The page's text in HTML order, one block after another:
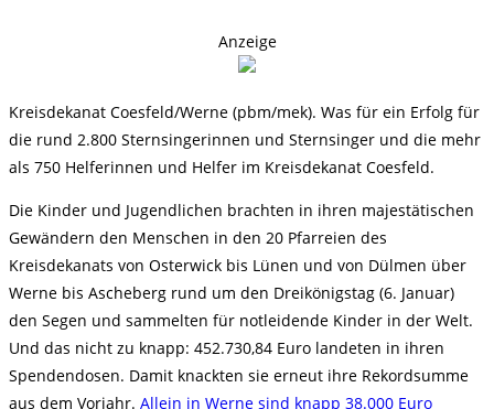
Anzeige
Kreisdekanat Coesfeld/Werne (pbm/mek). Was für ein Erfolg für
die rund 2.800 Sternsingerinnen und Sternsinger und die mehr
als 750 Helferinnen und Helfer im Kreisdekanat Coesfeld.
Die Kinder und Jugendlichen brachten in ihren majestätischen
Gewändern den Menschen in den 20 Pfarreien des
Kreisdekanats von Osterwick bis Lünen und von Dülmen über
Werne bis Ascheberg rund um den Dreikönigstag (6. Januar)
den Segen und sammelten für notleidende Kinder in der Welt.
Und das nicht zu knapp: 452.730,84 Euro landeten in ihren
Spendendosen. Damit knackten sie erneut ihre Rekordsumme
aus dem Vorjahr. Allein in Werne sind knapp 38.000 Euro